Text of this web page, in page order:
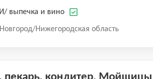
выпечка и вино
Нижегородская область